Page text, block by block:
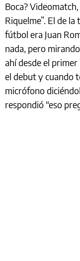
Boca?
Riquelme”. El de
fútbol era Juan
nada, pero
ahí desde el
el debuty cuando
micrófono
respondió “eso